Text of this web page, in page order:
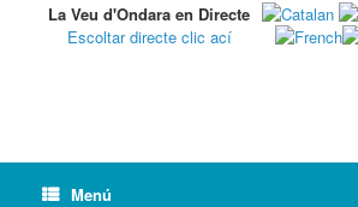
La Veu d'Ondara en Directe
Escoltar directe clic ací
Menú